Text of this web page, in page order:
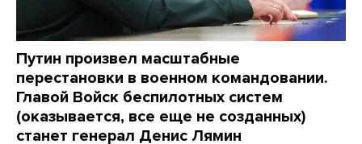
Путин произвел масштабные
перестановки в военном командовании.
Главой Войск беспилотных систем
(оказывается, все еще не созданных)
станет генерал Денис Лямин